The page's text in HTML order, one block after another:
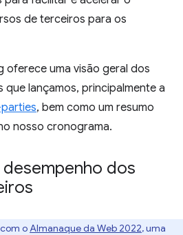
de terceiros para os
oferece uma visão geral dos
que lançamos, principalmente a
, bem como um resumo
nosso cronograma.
dos
oAlmanaque da Web 2022, uma